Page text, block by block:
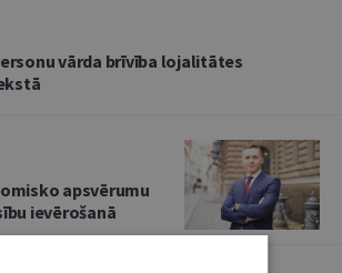
vārda brīvība lojalitātes
apsvērumu
ievērošanā